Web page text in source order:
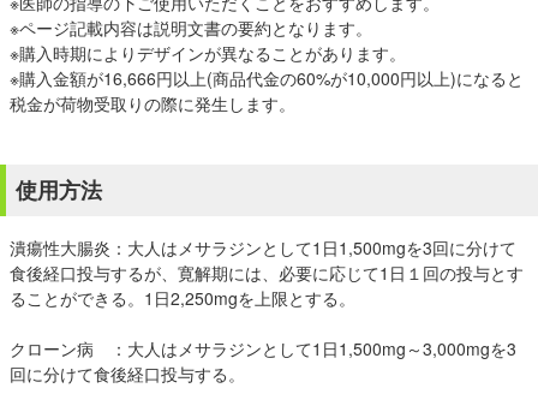
※ページ記載内容は説明文書の要約となります。
※購入時期によりデザインが異なることがあります。
※購入金額が16,666円以上(商品代金の60%が10,000円以上)になると
税金が荷物受取りの際に発生します。
使用方法
潰瘍性大腸炎：大人はメサラジンとして1日1,500mgを3回に分けて
食後経口投与するが、寛解期には、必要に応じて1日１回の投与とす
ることができる。1日2,250mgを上限とする。
クローン病 ：大人はメサラジンとして1日1,500mg～3,000mgを3
回に分けて食後経口投与する。